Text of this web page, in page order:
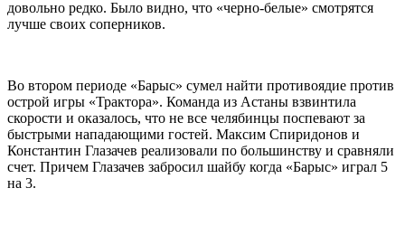
довольно редко. Было видно, что «черно-белые» смотрятся
лучше своих соперников.
Во втором периоде «Барыс» сумел найти противоядие против
острой игры «Трактора». Команда из Астаны взвинтила
скорости и оказалось, что не все челябинцы поспевают за
быстрыми нападающими гостей. Максим Спиридонов и
Константин Глазачев реализовали по большинству и сравняли
счет. Причем Глазачев забросил шайбу когда «Барыс» играл 5
на 3.